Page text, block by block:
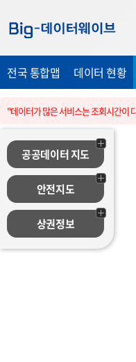
가
기
가
기
가
기
전국 통합맵 데이터 현황
"데이터가 많은 서비스는 조회시간이
공공데이터 지도
안전지도
상권정보